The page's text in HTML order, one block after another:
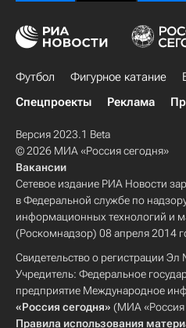
Футбол Фигурное катание
Спецпроекты
Реклама
Версия 2023.1 Beta
© 2026 МИА «Россия сегодня»
Вакансии
Сетевое издание РИА Новости
в Федеральной службе по
информационных технологий и
(Роскомнадзор) 08 апреля 2014
Свидетельство о регистрации
Учредитель: Федеральное
предприятие Международное
«Россия сегодня» (МИА «Россия
Правила использования